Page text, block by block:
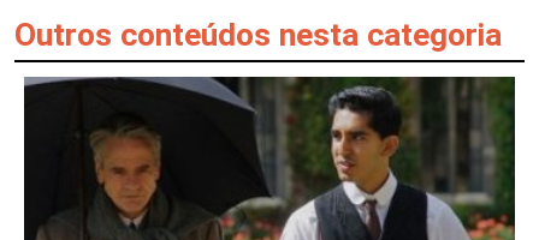
Outros conteúdos nesta categoria